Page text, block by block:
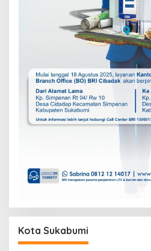
Kota Sukabumi